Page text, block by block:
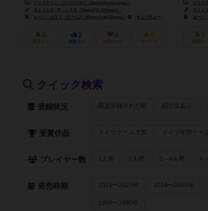
ジャスティン・ケンパイネン（Justin Kemppainen）
サミュエル・R・シモタ（Samuel R. Shimota）
ムーン・クラブ・ゲームズ（Moon Crab Games）
チューチューゲームズ（Choo Choo Games）
5
興味あり
2
経験あり
0
お気に入り
0
持ってる
ジャス
サミュ
ムーン
1
興味あり
クイック検索
登録状況 最近登録された順 紹介文あり
受賞作品 ドイツゲーム大賞 ドイツ年間ゲー
プレイヤー数 1人用 2人用 3～4人用 4
発売時期 2021〜2022年 2019〜2020年
1950〜1980年